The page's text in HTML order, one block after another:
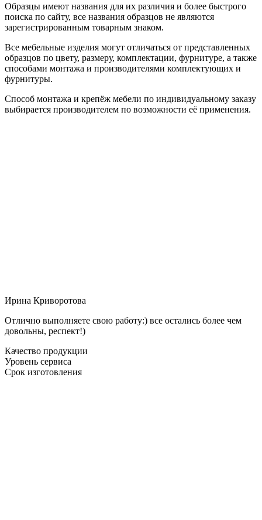
Образцы имеют названия для их различия и более быстрого
поиска по сайту, все названия образцов не являются
зарегистрированным товарным знаком.
Все мебельные изделия могут отличаться от представленных
образцов по цвету, размеру, комплектации, фурнитуре, а также
способами монтажа и производителями комплектующих и
фурнитуры.
Способ монтажа и крепёж мебели по индивидуальному заказу
выбирается производителем по возможности её применения.
Ирина Криворотова
Отлично выполняете свою работу:) все остались более чем
довольны, респект!)
Качество продукции
Уровень сервиса
Срок изготовления